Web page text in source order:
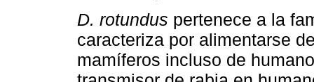
D. rotundus pertenece a la
caracteriza por alimentarse
mamíferos incluso de